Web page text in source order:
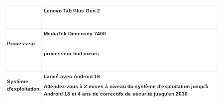
Lenovo Tab Plus Gen 2
Processeur
MediaTek Dimensity 7400
processeur huit cœurs
Système
d'exploitation
Lancé avec Android 16
Attendez-vous à 2 mises à niveau du système d'exploitation jusqu'à
Android 18 et 4 ans de correctifs de sécurité jusqu'en 2030